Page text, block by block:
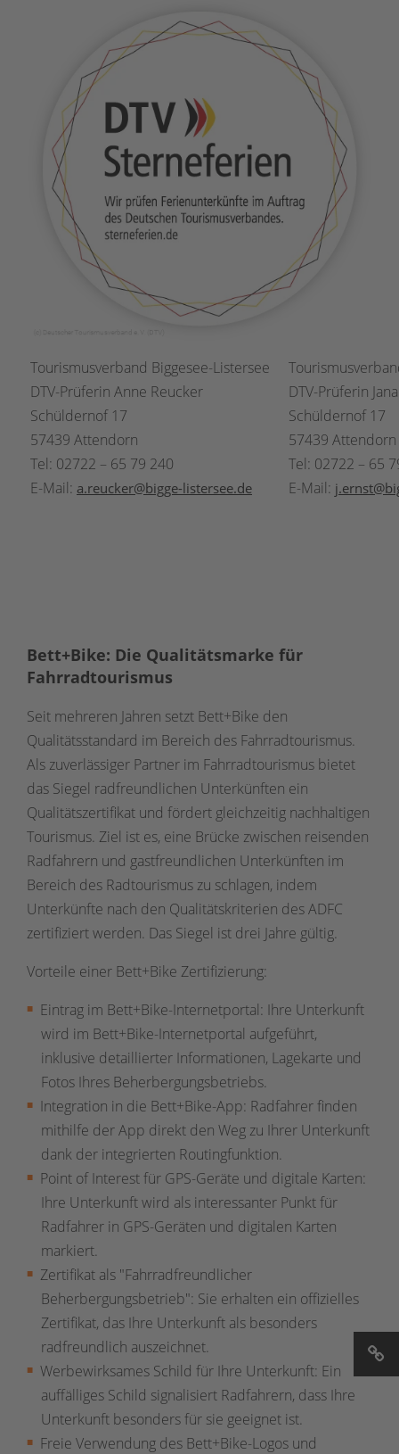
Tourismusverband Biggesee-Listersee
DTV-Prüferin Anne Reucker
Schüldernof 17
57439 Attendorn
Tel: 02722 – 65 79 240
E-Mail: a.reucker@bigge-listersee.de
DTV-Prüferin
Schüldernof 17
57439 Attendorn
Tel: 02722 – 65
E-Mail:
Bett+Bike: Die Qualitätsmarke für
Fahrradtourismus
Seit mehreren Jahren setzt Bett+Bike den
Qualitätsstandard im Bereich des Fahrradtourismus.
Als zuverlässiger Partner im Fahrradtourismus bietet
das Siegel radfreundlichen Unterkünften ein
Qualitätszertifikat und fördert gleichzeitig nachhaltigen
Tourismus. Ziel ist es, eine Brücke zwischen reisenden
Radfahrern und gastfreundlichen Unterkünften im
Bereich des Radtourismus zu schlagen, indem
Unterkünfte nach den Qualitätskriterien des ADFC
zertifiziert werden. Das Siegel ist drei Jahre gültig.
Vorteile einer Bett+Bike Zertifizierung:
Eintrag im Bett+Bike-Internetportal: Ihre Unterkunft
wird im Bett+Bike-Internetportal aufgeführt,
inklusive detaillierter Informationen, Lagekarte und
Fotos Ihres Beherbergungsbetriebs.
Integration in die Bett+Bike-App: Radfahrer finden
mithilfe der App direkt den Weg zu Ihrer Unterkunft
dank der integrierten Routingfunktion.
Point of Interest für GPS-Geräte und digitale Karten:
Ihre Unterkunft wird als interessanter Punkt für
Radfahrer in GPS-Geräten und digitalen Karten
markiert.
Zertifikat als "Fahrradfreundlicher
Beherbergungsbetrieb": Sie erhalten ein offizielles
Zertifikat, das Ihre Unterkunft als besonders
radfreundlich auszeichnet.
Werbewirksames Schild für Ihre Unterkunft: Ein
auffälliges Schild signalisiert Radfahrern, dass Ihre
Unterkunft besonders für sie geeignet ist.
Freie Verwendung des Bett+Bike-Logos und